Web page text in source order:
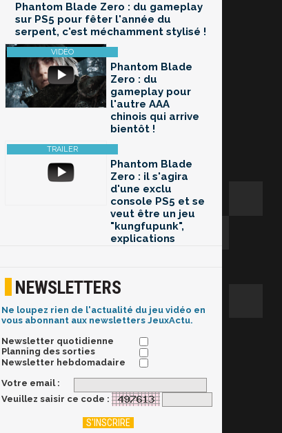
Phantom Blade Zero : du gameplay
sur PS5 pour fêter l'année du
serpent, c'est méchamment stylisé !
Phantom Blade
Zero : du
gameplay pour
l'autre AAA
chinois qui arrive
bientôt !
Phantom Blade
Zero : il s'agira
d'une exclu
console PS5 et se
veut être un jeu
"kungfupunk",
explications
NEWSLETTERS
Ne loupez rien de l'actualité du jeu vidéo en
vous abonnant aux newsletters JeuxActu.
Newsletter quotidienne
Planning des sorties
Newsletter hebdomadaire
Votre email :
Veuillez saisir ce code :